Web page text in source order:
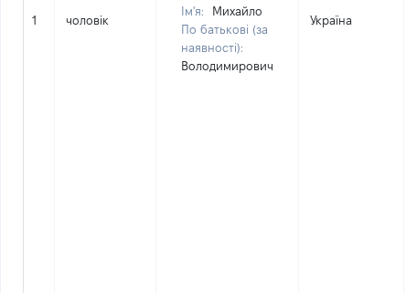
1 чоловік
Ім'я:
Михайло
По батькові (за
наявності):
Володимирович
Україна